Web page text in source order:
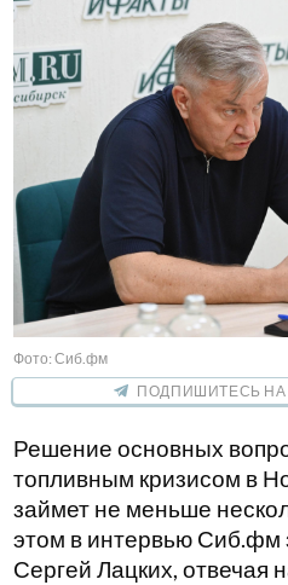
Фото: Сиб.фм
ПОДПИШИТЕСЬ НА
Решение основных
топливным кризисом в
займет не меньше
этом в интервью Сиб.фм
Сергей Лацких, отвечая